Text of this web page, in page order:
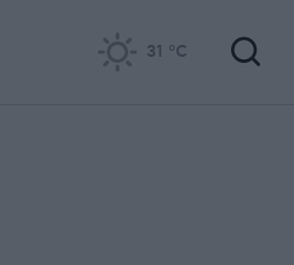
31 °C